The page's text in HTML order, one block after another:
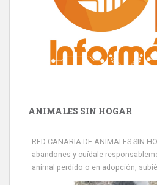
ANIMALES SIN HOGAR
RED CANARIA DE ANIMALES SIN
abandones y cuídale
animal perdido o en adopción,
Minni desaparecido